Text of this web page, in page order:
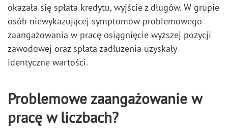
okazała się spłata kredytu, wyjście z długów. W grupie
osób niewykazującej symptomów problemowego
zaangażowania w pracę osiągnięcie wyższej pozycji
zawodowej oraz spłata zadłużenia uzyskały
identyczne wartości.
Problemowe zaangażowanie w
pracę w liczbach?